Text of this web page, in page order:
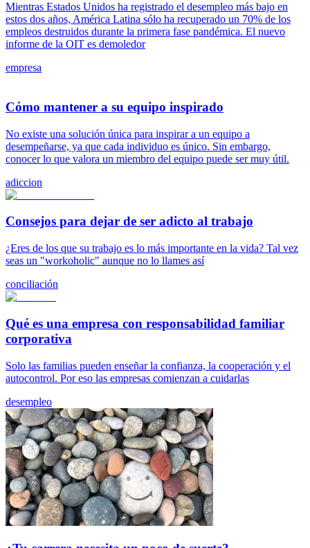
Mientras Estados Unidos ha registrado el desempleo más bajo en
estos dos años, América Latina sólo ha recuperado un 70% de los
empleos destruidos durante la primera fase pandémica. El nuevo
informe de la OIT es demoledor
empresa
Cómo mantener a su equipo inspirado
No existe una solución única para inspirar a un equipo a
desempeñarse, ya que cada individuo es único. Sin embargo,
conocer lo que valora un miembro del equipo puede ser muy útil.
adiccion
Consejos para dejar de ser adicto al trabajo
¿Eres de los que su trabajo es lo más importante en la vida? Tal vez
seas un "workoholic" aunque no lo llames así
conciliación
Qué es una empresa con responsabilidad familiar
corporativa
Solo las familias pueden enseñar la confianza, la cooperación y el
autocontrol. Por eso las empresas comienzan a cuidarlas
desempleo